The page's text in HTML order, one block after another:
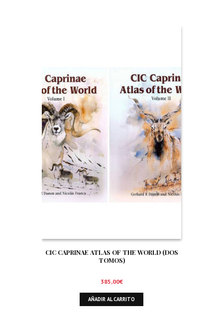
CIC CAPRINAE ATLAS OF THE WORLD (DOS
TOMOS)
385,00€
AÑADIR AL CARRITO